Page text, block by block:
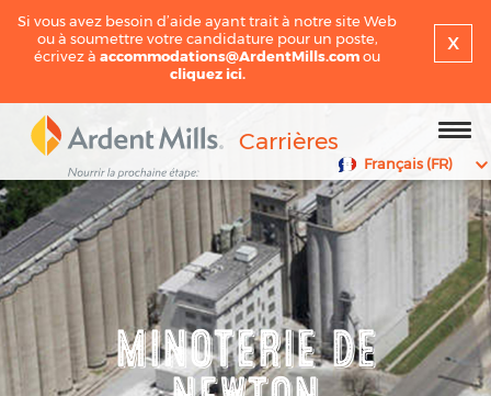
Si vous avez besoin d’aide ayant trait à notre site Web
ou à soumettre votre candidature pour un poste,
écrivez àaccommodations@ArdentMills.comou
cliquez ici.
x
Carrières
Français (FR)
MINOTERIE DE